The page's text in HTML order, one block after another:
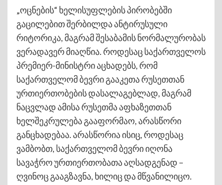
„ოცნების“ ხელისუფლების პირობებში
გაცილებით შერბილდა ანტირუსული
რიტორიკა, მაგრამ შესაბამის ნორმალურობას
ვერადავერ მიაღწია. როდესაც საქართველოს
პრემიერ-მინისტრი აცხადებს, რომ
საქართველომ ბევრი გააკეთა რუსეთთან
ურთიერთობების დასალაგებლად, მაგრამ
ნაცვლად ამისა რუსეთმა აფხაზეთთან
ხელშეკრულება გააფორმაო, არასწორი
განცხადებაა. არასწორია ისიც, როდესაც
ვამბობთ, საქართველომ ბევრი იღონა
სავაჭრო ურთიერთობათა აღსადგენად –
ღვინოც გააგზავნა, ხილიც და მწვანილიცო.